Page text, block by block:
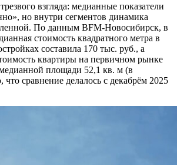
взгляда: медианные показатели
но внутри сегментов динамика
По данным BFM-Новосибирск, в
стоимость квадратного метра в
составила 170 тыс. руб., а
квартиры на первичном рынке
площади 52,1 кв. м (в
что сравнение делалось с декабрём 2025